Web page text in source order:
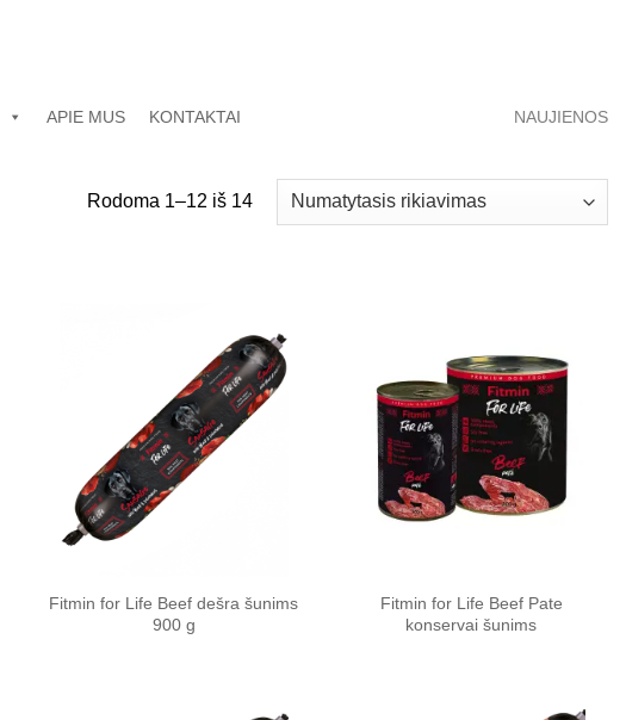
APIE MUS KONTAKTAI NAUJIENOS
Rodoma 1–12 iš 14
Pamėgti
Fitmin for Life Beef dešra šunims
900 g
Pamėgti
produktą
Fitmin for Life Beef Pate
konservai šunims